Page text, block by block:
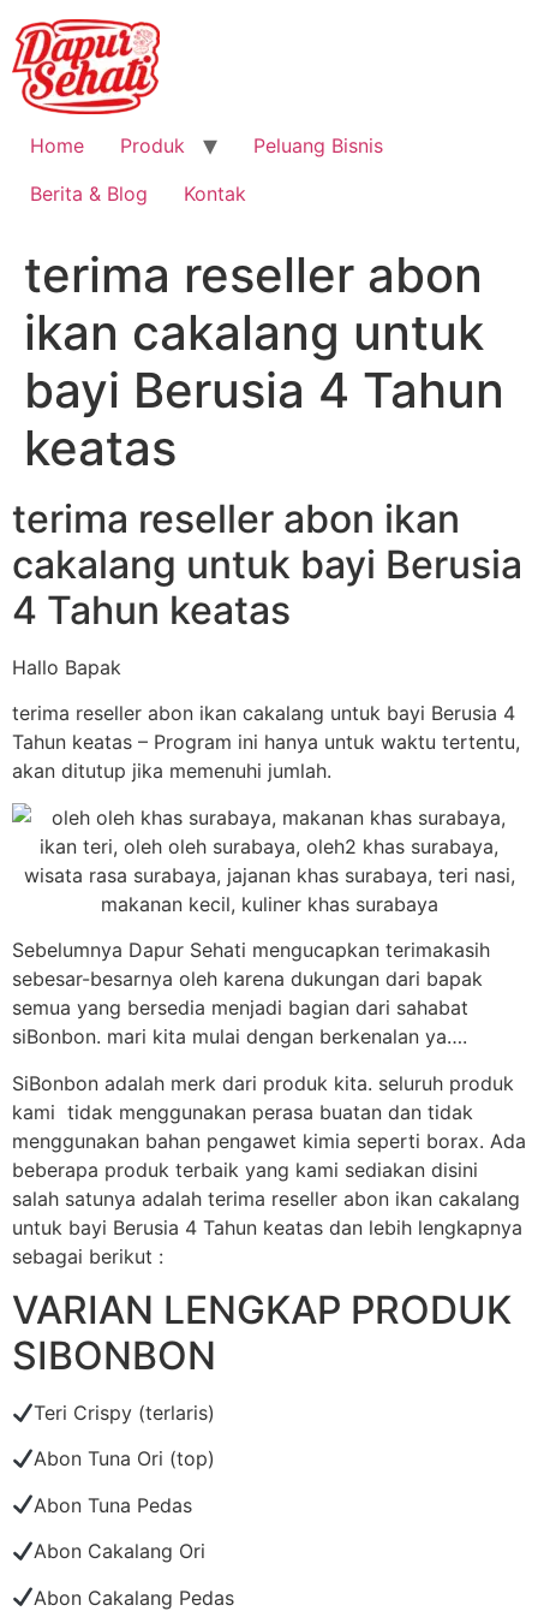
Home Produk
Peluang Bisnis
Berita & Blog
Kontak
terima reseller abon
ikan cakalang untuk
bayi Berusia 4 Tahun
keatas
terima reseller abon ikan
cakalang untuk bayi Berusia
4 Tahun keatas
Hallo Bapak
terima reseller abon ikan cakalang untuk bayi Berusia 4
Tahun keatas – Program ini hanya untuk waktu tertentu,
akan ditutup jika memenuhi jumlah.
Sebelumnya Dapur Sehati mengucapkan terimakasih
sebesar-besarnya oleh karena dukungan dari bapak
semua yang bersedia menjadi bagian dari sahabat
siBonbon. mari kita mulai dengan berkenalan ya….
SiBonbon adalah merk dari produk kita. seluruh produk
kami tidak menggunakan perasa buatan dan tidak
menggunakan bahan pengawet kimia seperti borax. Ada
beberapa produk terbaik yang kami sediakan disini
salah satunya adalah terima reseller abon ikan cakalang
untuk bayi Berusia 4 Tahun keatas dan lebih lengkapnya
sebagai berikut :
VARIAN LENGKAP PRODUK
SIBONBON
Teri Crispy (terlaris)
Abon Tuna Ori (top)
Abon Tuna Pedas
Abon Cakalang Ori
Abon Cakalang Pedas